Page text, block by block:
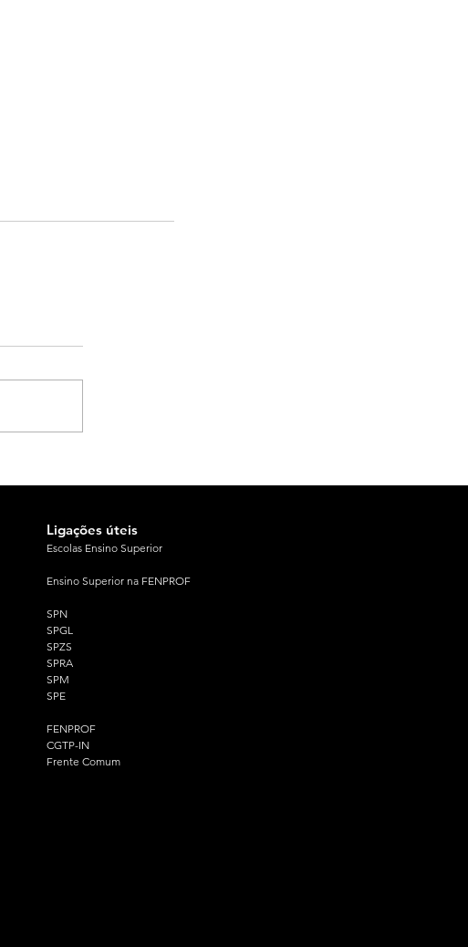
Ligações úteis
Escolas Ensino Superior
Ensino Superior na FENPROF
SPN
SPGL
SPZS
SPRA
SPM
SPE
FENPROF
CGTP-IN
Frente Comum